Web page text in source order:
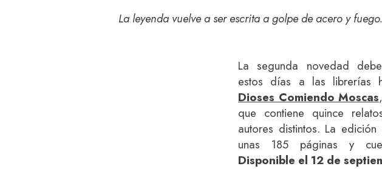
La leyenda vuelve a ser escrita a golpe de acero y fuego.
La segunda novedad
estos días a las librerías
Dioses Comiendo Moscas
que contiene quince
autores distintos. La
unas 185 páginas y
Disponible el 12 de